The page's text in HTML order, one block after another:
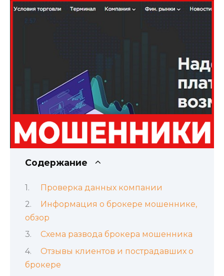
Содержание
Проверка данных компании
Информация о брокере мошеннике,
обзор
Схема развода брокера мошенника
Отзывы клиентов и пострадавших о
брокере